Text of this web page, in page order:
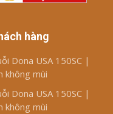
hàng
Dona USA 150SC |
không mùi
Dona USA 150SC |
không mùi